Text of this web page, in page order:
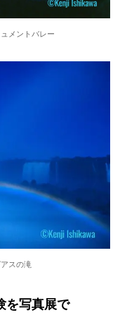
メントバレー
スの滝
を写真展で